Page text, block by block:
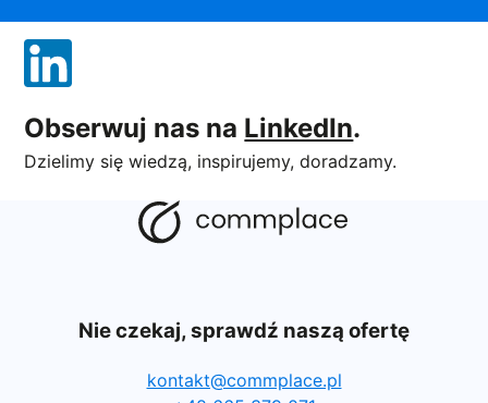
Obserwuj nas na LinkedIn.
Dzielimy się wiedzą, inspirujemy, doradzamy.
Nie czekaj, sprawdź naszą ofertę
kontakt@commplace.pl